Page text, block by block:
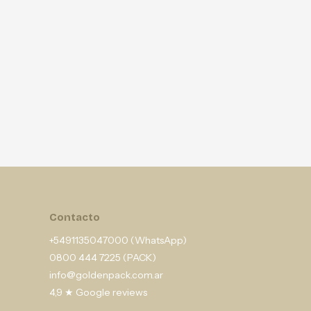
Contacto
+5491135047000 (WhatsApp)
0800 444 7225 (PACK)
info@goldenpack.com.ar
4,9 ★ Google reviews